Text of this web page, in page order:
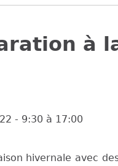
à
- 9:30 à 17:00
hivernale avec